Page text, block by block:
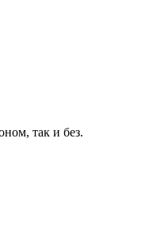
так и без.